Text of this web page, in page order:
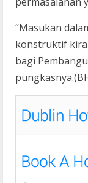
“Masukan
konstruktif
bagi